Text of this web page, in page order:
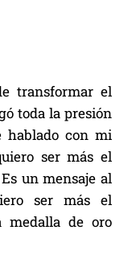
transformar el
toda la presión
hablado con mi
ser más el
un mensaje al
ser más el
medalla de oro